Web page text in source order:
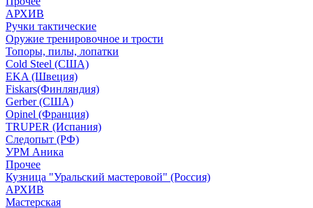
АРХИВ
Ручки тактические
Оружие тренировочное и трости
Топоры, пилы, лопатки
Cold Steel (США)
EKA (Швеция)
Fiskars(Финляндия)
Gerber (США)
Opinel (Франция)
TRUPER (Испания)
Следопыт (РФ)
УРМ Аника
Прочее
Кузница "Уральский мастеровой" (Россия)
АРХИВ
Мастерская